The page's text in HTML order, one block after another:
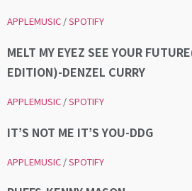
APPLEMUSIC /SPOTIFY
MELT MY EYEZ SEE YOUR
EDITION)-DENZEL CURRY
APPLEMUSIC /SPOTIFY
IT’S NOT ME IT’S YOU-DDG
APPLEMUSIC /SPOTIFY